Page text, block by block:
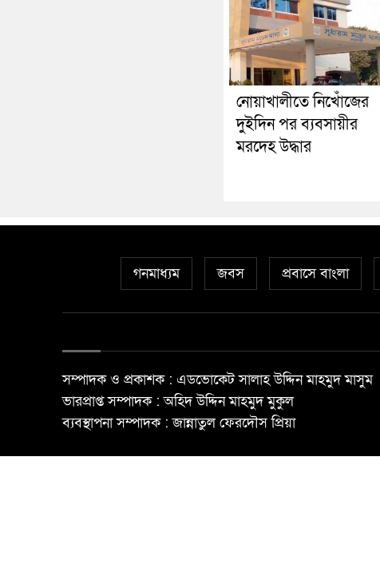
নোয়াখালীতে নিখোঁজের
দুইদিন পর ব্যবসায়ীর
মরদেহ উদ্ধার
গনমাধ্যম জবস প্রবাসে বাংলা
সম্পাদক ও প্রকাশক : এডভোকেট সালাহ উদ্দিন মাহমুদ মাসুম
ভারপ্রাপ্ত সম্পাদক : অহিদ উদ্দিন মাহমুদ মুকুল
ব্যবস্থাপনা সম্পাদক : জান্নাতুল ফেরদৌস প্রিয়া